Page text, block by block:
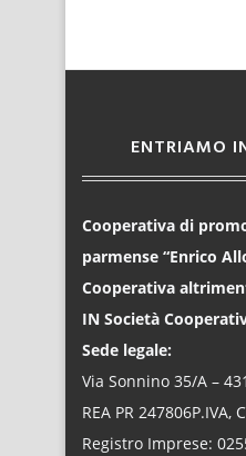
ENTRIAMO
Cooperativa di
parmense “Enrico
Cooperativa
IN Società
Sede legale:
Via Sonnino 35/A –
REA PR 247806P.IVA,
Registro Imprese: